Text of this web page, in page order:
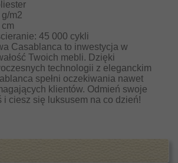
m2
45 000 cykli
Casablanca to inwestycja w
Twoich mebli. Dzięki
technologii z eleganckim
spełni oczekiwania nawet
klientów. Odmień swoje
i ciesz się luksusem na co dzień!